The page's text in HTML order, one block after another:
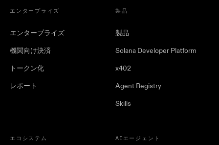
エンタープライズ
エンタープライズ
機関向け決済
トークン化
レポート
製品
製品
Solana Developer Platform
x402
Agent Registry
Skills
エコシステム AIエージェント